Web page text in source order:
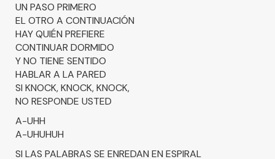
UN PASO PRIMERO
EL OTRO A CONTINUACIÓN
HAY QUIÉN PREFIERE
CONTINUAR DORMIDO
Y NO TIENE SENTIDO
HABLAR A LA PARED
SI KNOCK, KNOCK, KNOCK,
NO RESPONDE USTED
A-UHH
A-UHUHUH
SI LAS PALABRAS SE ENREDAN EN ESPIRAL